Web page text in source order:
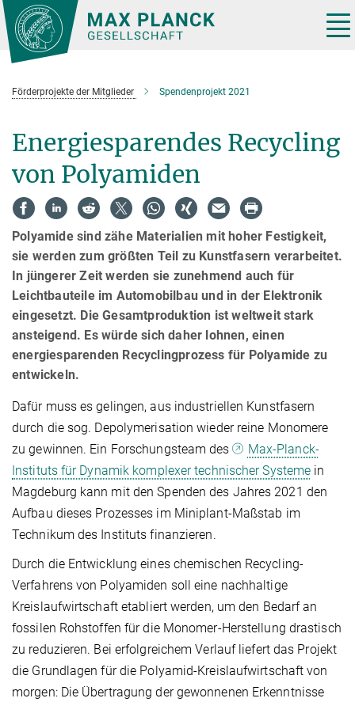
Hauptinhalt
Förderprojekte der Mitglieder Spendenprojekt 2021
Energiesparendes Recycling
von Polyamiden
Polyamide sind zähe Materialien mit hoher Festigkeit,
sie werden zum größten Teil zu Kunstfasern verarbeitet.
In jüngerer Zeit werden sie zunehmend auch für
Leichtbauteile im Automobilbau und in der Elektronik
eingesetzt. Die Gesamtproduktion ist weltweit stark
ansteigend. Es würde sich daher lohnen, einen
energiesparenden Recyclingprozess für Polyamide zu
entwickeln.
Dafür muss es gelingen, aus industriellen Kunstfasern
durch die sog. Depolymerisation wieder reine Monomere
zu gewinnen. Ein Forschungsteam des
Max-Planck-
Instituts für Dynamik komplexer technischer Systeme in
Magdeburg kann mit den Spenden des Jahres 2021 den
Aufbau dieses Prozesses im Miniplant-Maßstab im
Technikum des Instituts finanzieren.
Durch die Entwicklung eines chemischen Recycling-
Verfahrens von Polyamiden soll eine nachhaltige
Kreislaufwirtschaft etabliert werden, um den Bedarf an
fossilen Rohstoffen für die Monomer-Herstellung drastisch
zu reduzieren. Bei erfolgreichem Verlauf liefert das Projekt
die Grundlagen für die Polyamid-Kreislaufwirtschaft von
morgen: Die Übertragung der gewonnenen Erkenntnisse